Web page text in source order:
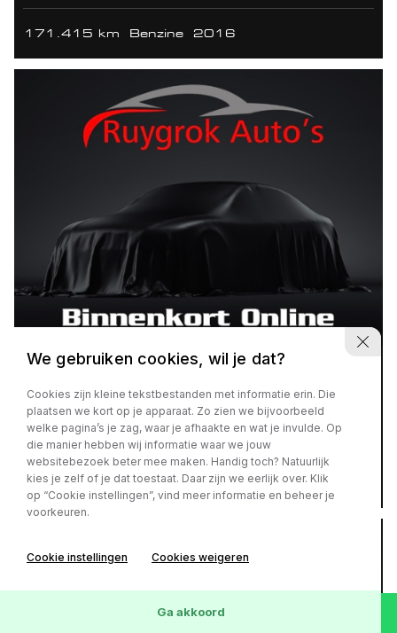
171.415 km Benzine 2016
Peugeot 108
1.0 e-VTi Active
€ 6.450,- of € 112,- p/m
92.490 km Benzine 2016
We gebruiken cookies, wil je dat?
Cookies zijn kleine tekstbestanden met informatie erin. Die
plaatsen we kort op je apparaat. Zo zien we bijvoorbeeld
welke pagina’s je zag, waar je afhaakte en wat je invulde. Op
die manier hebben wij informatie waar we jouw
websitebezoek beter mee maken. Handig toch? Natuurlijk
kies je zelf of je dat toestaat. Daar zijn we eerlijk over. Klik
op “Cookie instellingen”, vind meer informatie en beheer je
voorkeuren.
Cookie instellingen Cookies weigeren
Ga akkoord